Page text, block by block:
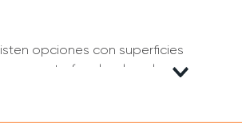
opciones con superficies
punto focal en la sala.